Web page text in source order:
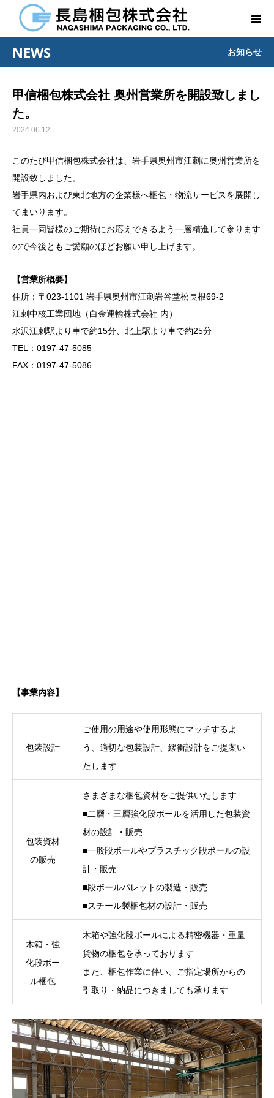
NEWS お知らせ
甲信梱包株式会社 奥州営業所を開設致しまし
た。
2024.06.12
このたび甲信梱包株式会社は、岩手県奥州市江刺に奥州営業所を
開設致しました。
岩手県内および東北地方の企業様へ梱包・物流サービスを展開し
てまいります。
社員一同皆様のご期待にお応えできるよう一層精進して参ります
ので今後ともご愛顧のほどお願い申し上げます。
【営業所概要】
住所：〒023-1101 岩手県奥州市江刺岩谷堂松長根69-2
江刺中核工業団地（白金運輸株式会社 内）
水沢江刺駅より車で約15分、北上駅より車で約25分
TEL：0197-47-5085
FAX：0197-47-5086
【事業内容】
包装設計
ご使用の用途や使用形態にマッチするよ
う、適切な包装設計、緩衝設計をご提案い
たします
包装資材
の販売
さまざまな梱包資材をご提供いたします
■二層・三層強化段ボールを活用した包装資
材の設計・販売
■一般段ボールやプラスチック段ボールの設
計・販売
■段ボールパレットの製造・販売
■スチール製梱包材の設計・販売
木箱・強
化段ボー
ル梱包
木箱や強化段ボールによる精密機器・重量
貨物の梱包を承っております
また、梱包作業に伴い、ご指定場所からの
引取り・納品につきましても承ります